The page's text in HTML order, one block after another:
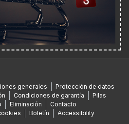
generales
Protección de datos
Condiciones de garantía
Pilas
Eliminación
Contacto
Boletín Accessibility